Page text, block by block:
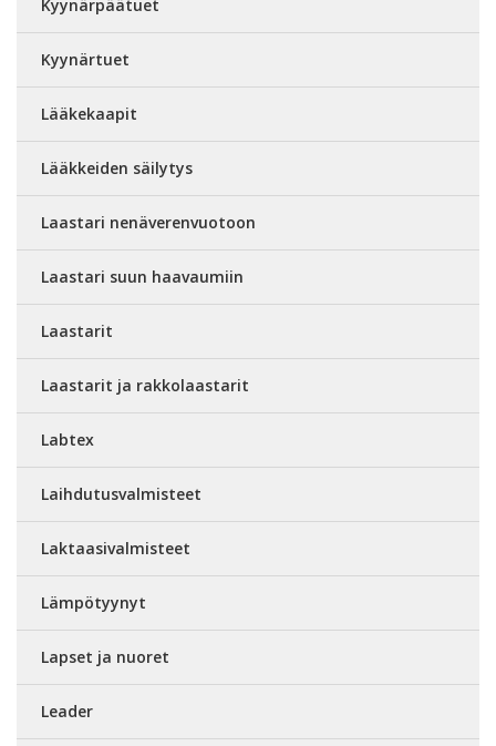
Kyynärpäätuet
Kyynärtuet
Lääkekaapit
Lääkkeiden säilytys
Laastari nenäverenvuotoon
Laastari suun haavaumiin
Laastarit
Laastarit ja rakkolaastarit
Labtex
Laihdutusvalmisteet
Laktaasivalmisteet
Lämpötyynyt
Lapset ja nuoret
Leader